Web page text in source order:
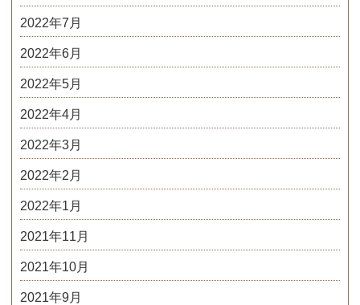
2022年7月
2022年6月
2022年5月
2022年4月
2022年3月
2022年2月
2022年1月
2021年11月
2021年10月
2021年9月